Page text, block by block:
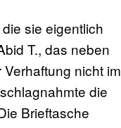
sie eigentlich
T., das neben
nicht im
die
Brieftasche